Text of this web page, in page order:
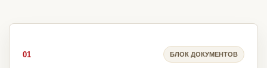
01 БЛОК ДОКУМЕНТОВ